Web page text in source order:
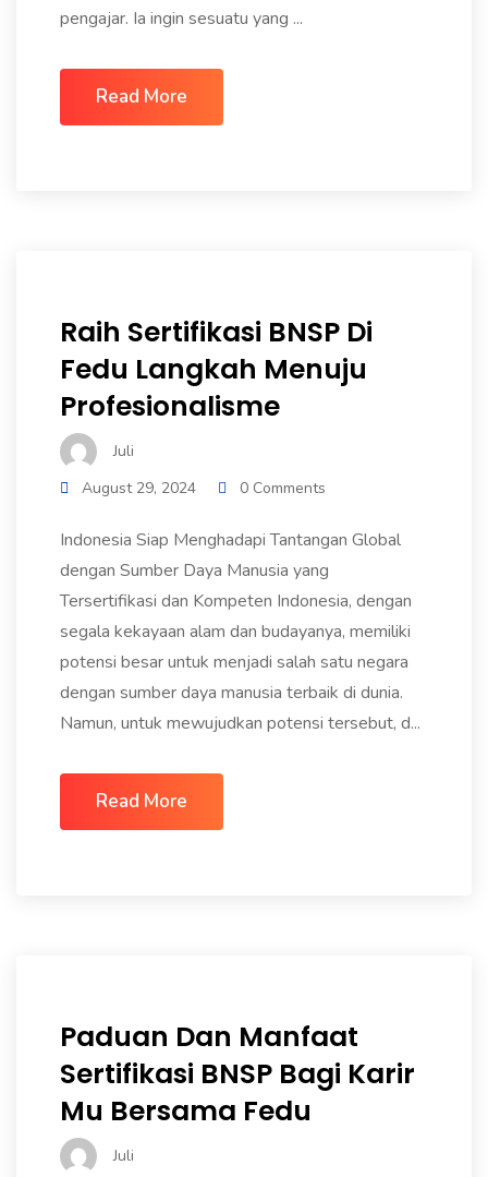
pengajar. Ia ingin sesuatu yang ...
Read More
Raih Sertifikasi BNSP Di
Fedu Langkah Menuju
Profesionalisme
Juli
August 29, 2024
0 Comments
Indonesia Siap Menghadapi Tantangan Global
dengan Sumber Daya Manusia yang
Tersertifikasi dan Kompeten Indonesia, dengan
segala kekayaan alam dan budayanya, memiliki
potensi besar untuk menjadi salah satu negara
dengan sumber daya manusia terbaik di dunia.
Namun, untuk mewujudkan potensi tersebut, d...
Read More
Paduan Dan Manfaat
Sertifikasi BNSP Bagi Karir
Mu Bersama Fedu
Juli